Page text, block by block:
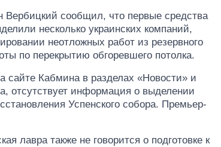
Вербицкий сообщил, что первые средства
несколько украинских компаний,
неотложных работ из резервного
по перекрытию обгоревшего потолка.
сайте Кабмина в разделах «Новости» и
отсутствует информация о выделении
Успенского собора. Премьер-
лавра также не говорится о подготовке к
массированных